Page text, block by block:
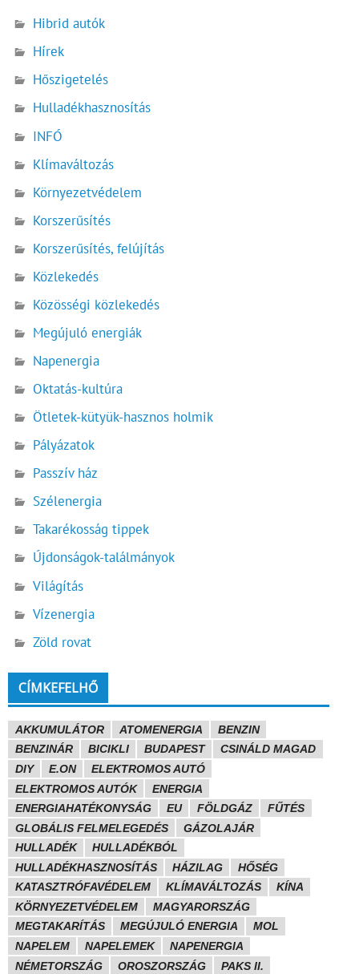
Hibrid autók
Hírek
Hőszigetelés
Hulladékhasznosítás
INFÓ
Klímaváltozás
Környezetvédelem
Korszerűsítés
Korszerűsítés, felújítás
Közlekedés
Közösségi közlekedés
Megújuló energiák
Napenergia
Oktatás-kultúra
Ötletek-kütyük-hasznos holmik
Pályázatok
Passzív ház
Szélenergia
Takarékosság tippek
Újdonságok-találmányok
Világítás
Vízenergia
Zöld rovat
CÍMKEFELHŐ
AKKUMULÁTOR ATOMENERGIA
BENZIN
BENZINÁR
BICIKLI BUDAPEST
CSINÁLD MAGAD
DIY
E.ON
ELEKTROMOS AUTÓ
ELEKTROMOS AUTÓK
ENERGIA
ENERGIAHATÉKONYSÁG
EU FÖLDGÁZ
FŰTÉS
GLOBÁLIS FELMELEGEDÉS
GÁZOLAJÁR
HULLADÉK
HULLADÉKBÓL
HULLADÉKHASZNOSÍTÁS
HÁZILAG
HŐSÉG
KATASZTRÓFAVÉDELEM
KLÍMAVÁLTOZÁS
KÍNA
KÖRNYEZETVÉDELEM
MAGYARORSZÁG
MEGTAKARÍTÁS
MEGÚJULÓ ENERGIA
MOL
NAPELEM
NAPELEMEK
NAPENERGIA
NÉMETORSZÁG
OROSZORSZÁG
PAKS II.